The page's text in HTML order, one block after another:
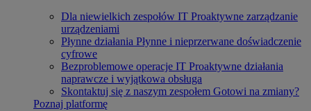
Dla niewielkich zespołów IT Proaktywne zarządzanie
urządzeniami
Płynne działania Płynne i nieprzerwane doświadczenie
cyfrowe
Bezproblemowe operacje IT Proaktywne działania
naprawcze i wyjątkowa obsługa
Skontaktuj się z naszym zespołem Gotowi na zmiany?
Poznaj platformę